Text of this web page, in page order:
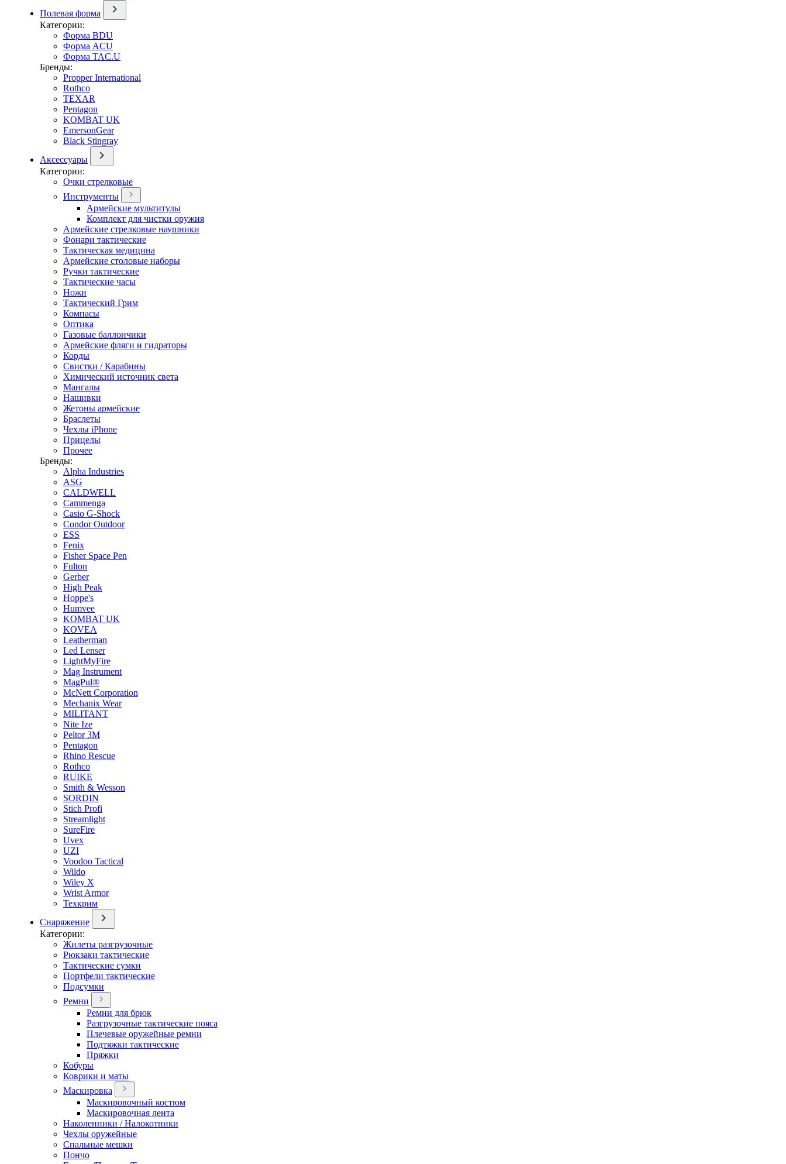
Полевая форма
Категории:
Форма BDU
Форма ACU
Форма TAC.U
Бренды:
Propper International
Rothco
TEXAR
Pentagon
KOMBAT UK
EmersonGear
Black Stingray
Аксессуары
Категории:
Очки стрелковые
Инструменты
Армейские мультитулы
Комплект для чистки оружия
Армейские стрелковые наушники
Фонари тактические
Тактическая медицина
Армейские столовые наборы
Ручки тактические
Тактические часы
Ножи
Тактический Грим
Компасы
Оптика
Газовые баллончики
Армейские фляги и гидраторы
Корды
Свистки / Карабины
Химический источник света
Мангалы
Нашивки
Жетоны армейские
Браслеты
Чехлы iPhone
Прицелы
Прочее
Бренды:
Alpha Industries
ASG
CALDWELL
Cammenga
Casio G-Shock
Condor Outdoor
ESS
Fenix
Fisher Space Pen
Fulton
Gerber
High Peak
Hoppe's
Humvee
KOMBAT UK
KOVEA
Leatherman
Led Lenser
LightMyFire
Mag Instrument
MagPul®
McNett Corporation
Mechanix Wear
MILITANT
Nite Ize
Peltor 3M
Pentagon
Rhino Rescue
Rothco
RUIKE
Smith & Wesson
SORDIN
Stich Profi
Streamlight
SureFire
Uvex
UZI
Voodoo Tactical
Wildo
Wiley X
Wrist Armor
Техкрим
Снаряжение
Категории:
Жилеты разгрузочные
Рюкзаки тактические
Тактические сумки
Портфели тактические
Подсумки
Ремни
Ремни для брюк
Разгрузочные тактические пояса
Плечевые оружейные ремни
Подтяжки тактические
Пряжки
Кобуры
Коврики и маты
Маскировка
Маскировочный костюм
Маскировочная лента
Наколенники / Налокотники
Чехлы оружейные
Спальные мешки
Пончо